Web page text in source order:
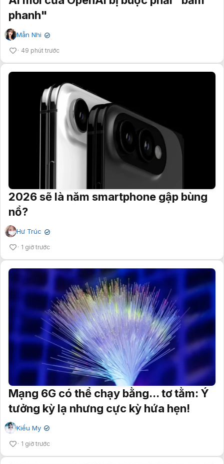
phanh"
Mẫn Nhi ✔
49 phút trước
2026 sẽ là năm smartphone gập bùng
nổ?
Hư Trúc ✔
1 giờ trước
Mạng 6G có thể chạy bằng... tơ tằm: Ý
tưởng kỳ lạ nhưng cực kỳ hứa hẹn!
Kiều My ✔
1 giờ trước